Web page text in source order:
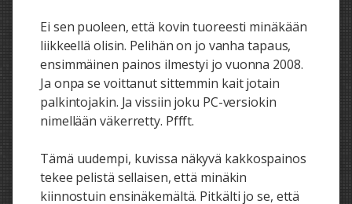
Ei sen puoleen, että kovin tuoreesti minäkään
liikkeellä olisin. Pelihän on jo vanha tapaus,
ensimmäinen painos ilmestyi jo vuonna 2008.
Ja onpa se voittanut sittemmin kait jotain
palkintojakin. Ja vissiin joku PC-versiokin
nimellään väkerretty. Pffft.
Tämä uudempi, kuvissa näkyvä kakkospainos
tekee pelistä sellaisen, että minäkin
kiinnostuin ensinäkemältä. Pitkälti jo se, että